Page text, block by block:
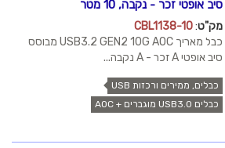
סיב אופטי זכר - נקבה, 10 מטר
מק"ט:
CBL1138-10
כבל מאריך USB3.2 GEN2 10G AOC מבוסס
סיב אופטי A זכר - A נקבה...
כבלים, ממירים ורכזות USB
כבלים USB3.0 מוגברים + AOC